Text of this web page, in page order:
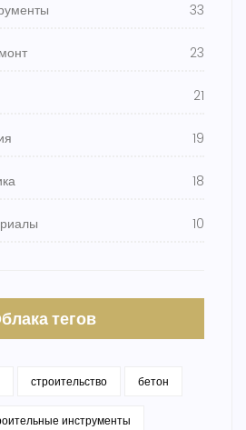
33
23
21
19
18
10
тегов
строительство бетон
инструменты